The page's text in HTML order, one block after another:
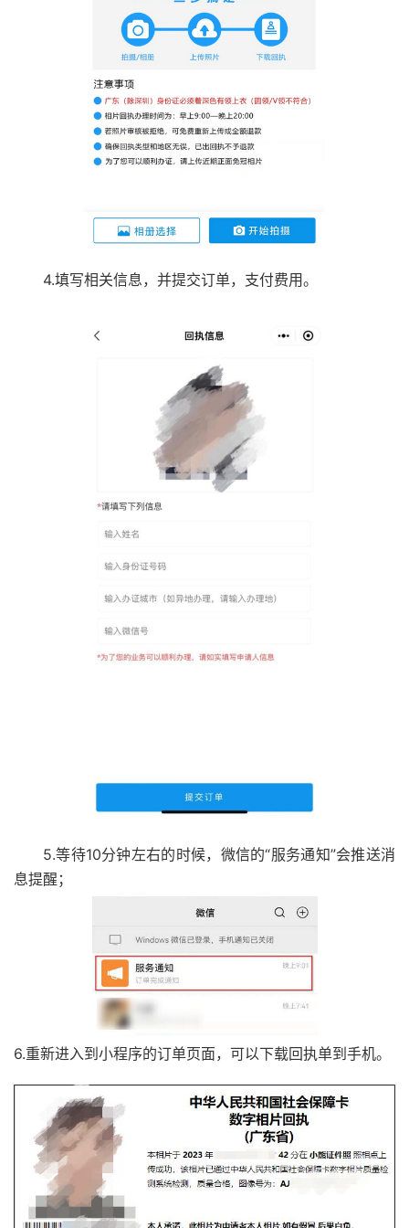
4.填写相关信息，并提交订单，支付费用。
5.等待10分钟左右的时候，微信的“服务通知”会推送消
息提醒；
6.重新进入到小程序的订单页面，可以下载回执单到手机。